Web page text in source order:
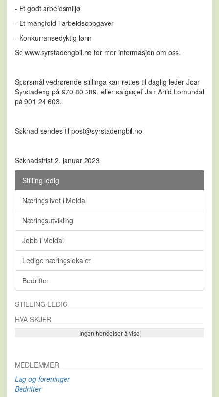
- Et godt arbeidsmiljø
- Et mangfold i arbeidsoppgaver
- Konkurransedyktig lønn
Se www.syrstadengbil.no for mer informasjon om oss.
Spørsmål vedrørende stillinga kan rettes til daglig leder Joar
Syrstadeng på 970 80 289, eller salgssjef Jan Arild Lomundal
på 901 24 603.
Søknad sendes til post@syrstadengbil.no
Søknadsfrist 2. januar 2023
Stilling ledig
Næringslivet i Meldal
Næringsutvikling
Jobb i Meldal
Ledige næringslokaler
Bedrifter
STILLING LEDIG
HVA SKJER
Ingen hendelser å vise
Se flere…
MEDLEMMER
Lag og foreninger
Bedrifter